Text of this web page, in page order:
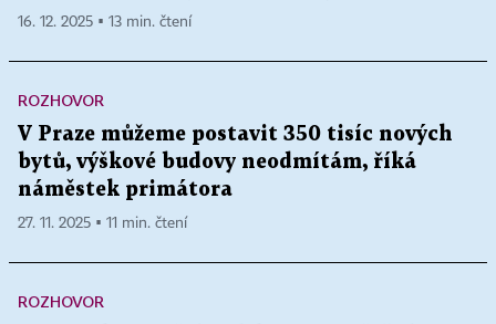
16. 12. 2025 ▪ 13 min. čtení
ROZHOVOR
V Praze můžeme postavit 350 tisíc nových
bytů, výškové budovy neodmítám, říká
náměstek primátora
27. 11. 2025 ▪ 11 min. čtení
ROZHOVOR